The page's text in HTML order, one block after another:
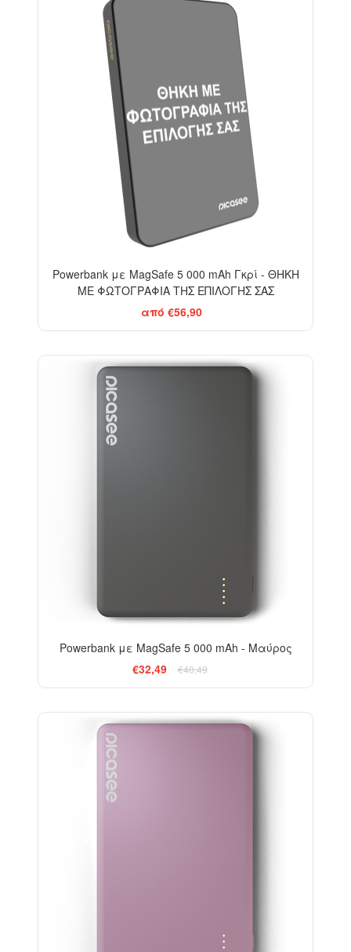
Powerbank με MagSafe 5 000 mAh Γκρί - ΘΗΚΗ
ΜΕ ΦΩΤΟΓΡΑΦΙΑ ΤΗΣ ΕΠΙΛΟΓΗΣ ΣΑΣ
από €56,90
Powerbank με MagSafe 5 000 mAh - Μαύρος
€32,49
€40,49